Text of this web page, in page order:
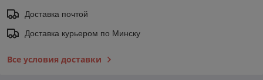
Доставка почтой
Доставка курьером по Минску
Все условия доставки